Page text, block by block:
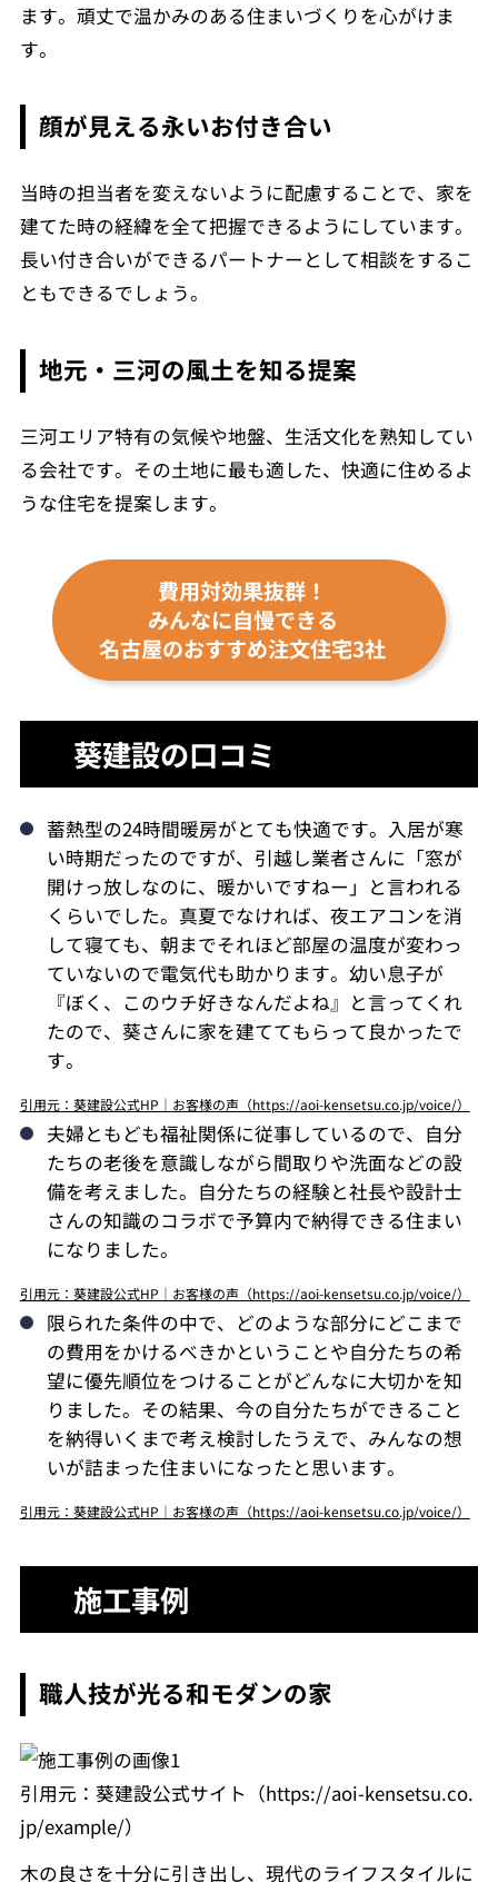
ます。頑丈で温かみのある住まいづくりを心がけま
す。
顔が見える永いお付き合い
当時の担当者を変えないように配慮することで、家を
建てた時の経緯を全て把握できるようにしています。
長い付き合いができるパートナーとして相談をするこ
ともできるでしょう。
地元・三河の風土を知る提案
三河エリア特有の気候や地盤、生活文化を熟知してい
る会社です。その土地に最も適した、快適に住めるよ
うな住宅を提案します。
費用対効果抜群！
みんなに自慢できる
名古屋のおすすめ注文住宅3社
葵建設の口コミ
蓄熱型の24時間暖房がとても快適です。入居が寒
い時期だったのですが、引越し業者さんに「窓が
開けっ放しなのに、暖かいですねー」と言われる
くらいでした。真夏でなければ、夜エアコンを消
して寝ても、朝までそれほど部屋の温度が変わっ
ていないので電気代も助かります。幼い息子が
『ぼく、このウチ好きなんだよね』と言ってくれ
たので、葵さんに家を建ててもらって良かったで
す。
引用元：葵建設公式HP｜お客様の声（https://aoi-kensetsu.co.jp/voice/）
夫婦ともども福祉関係に従事しているので、自分
たちの老後を意識しながら間取りや洗面などの設
備を考えました。自分たちの経験と社長や設計士
さんの知識のコラボで予算内で納得できる住まい
になりました。
引用元：葵建設公式HP｜お客様の声（https://aoi-kensetsu.co.jp/voice/）
限られた条件の中で、どのような部分にどこまで
の費用をかけるべきかということや自分たちの希
望に優先順位をつけることがどんなに大切かを知
りました。その結果、今の自分たちができること
を納得いくまで考え検討したうえで、みんなの想
いが詰まった住まいになったと思います。
引用元：葵建設公式HP｜お客様の声（https://aoi-kensetsu.co.jp/voice/）
施工事例
職人技が光る和モダンの家
引用元：葵建設公式サイト（https://aoi-kensetsu.co.
jp/example/）
木の良さを十分に引き出し、現代のライフスタイルに